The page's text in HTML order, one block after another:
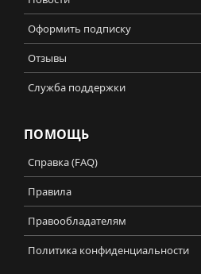
Оформить подписку
Отзывы
Служба поддержки
ПОМОЩЬ
Справка (FAQ)
Правила
Правообладателям
Политика конфиденциальности